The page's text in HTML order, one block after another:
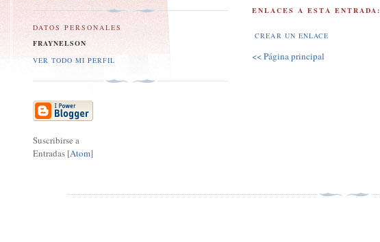
ENLACES A ESTA ENTRADA:
CREAR UN ENLACE
<< Página principal
DATOS PERSONALES
FRAYNELSON
VER TODO MI PERFIL
Suscribirse a
Entradas [Atom]